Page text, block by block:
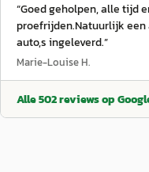
“Goed geholpen, alle tijd
proefrijden.Natuurlijk een
auto,s ingeleverd.”
Marie-Louise H.
Alle502reviews op